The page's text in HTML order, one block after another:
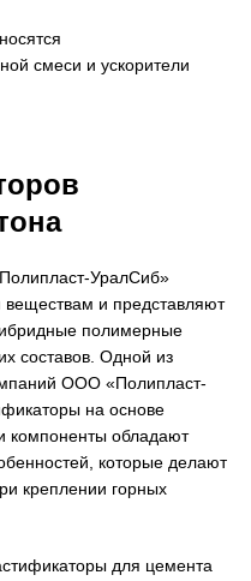
смеси и ускорители
УралСиб»
и представляют
полимерные
составов. Одной из
ООО «Полипласт-
на основе
компоненты обладают
которые делают
креплении горных
для цемента